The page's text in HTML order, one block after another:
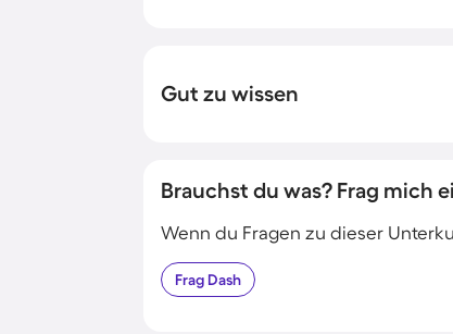
Gut zu wissen
Brauchst du was? Frag mich
Wenn du Fragen zu dieser
FragDash